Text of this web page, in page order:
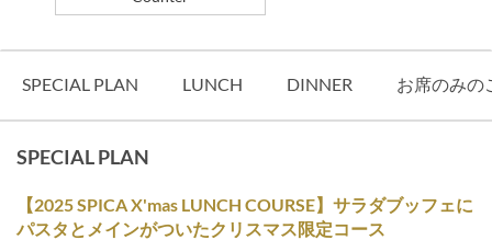
SPECIAL PLAN LUNCH DINNER お席のみの
SPECIAL PLAN
【2025 SPICA X'mas LUNCH COURSE】サラダブッフェに
パスタとメインがついたクリスマス限定コース